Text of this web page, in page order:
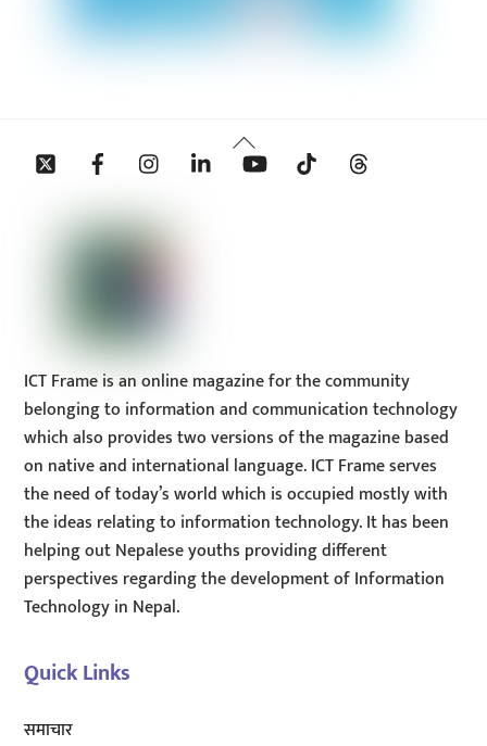
Back
To
Twitter Facebook InstagramLinkedin YouTube Tiktok
ICT Frame is an online magazine for the community
belonging to information and communication technology
which also provides two versions of the magazine based
on native and international language. ICT Frame serves
the need of today’s world which is occupied mostly with
the ideas relating to information technology. It has been
helping out Nepalese youths providing different
perspectives regarding the development of Information
Technology in Nepal.
Quick Links
समाचार